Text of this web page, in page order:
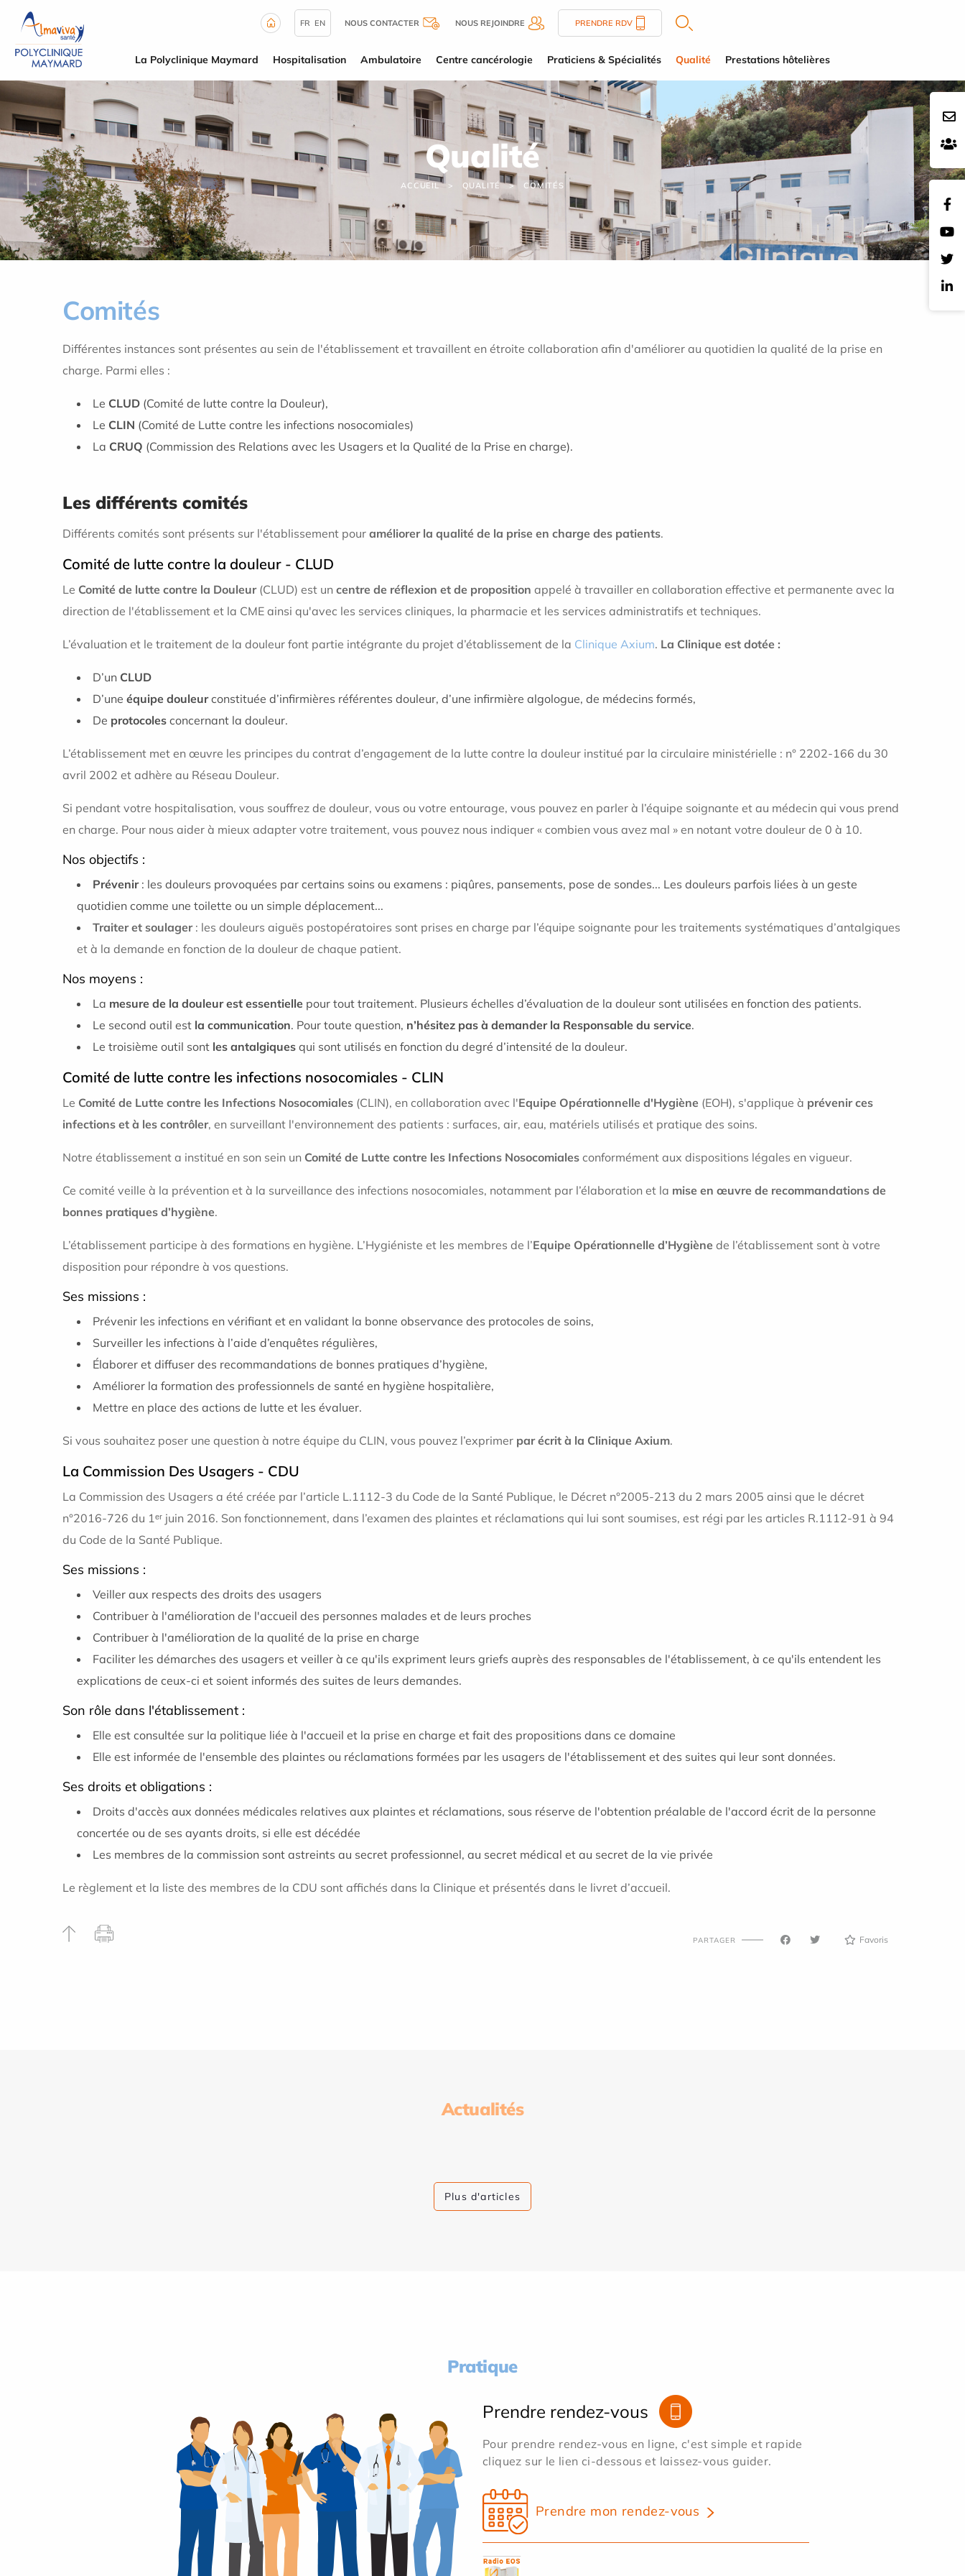
FR EN NOUS CONTACTER NOUS REJOINDRE PRENDRE RDV
La Polyclinique Maymard Hospitalisation Ambulatoire Centre cancérologie Praticiens & Spécialités Qualité Prestations hôtelières
Qualité
ACCUEIL QUALITÉ COMITÉS
Comités
Différentes instances sont présentes au sein de l'établissement et travaillent en étroite collaboration afin d'améliorer au quotidien la qualité de la prise en
charge. Parmi elles :
Le CLUD (Comité de lutte contre la Douleur),
Le CLIN (Comité de Lutte contre les infections nosocomiales)
La CRUQ (Commission des Relations avec les Usagers et la Qualité de la Prise en charge).
Les différents comités
Différents comités sont présents sur l'établissement pour améliorer la qualité de la prise en charge des patients.
Comité de lutte contre la douleur - CLUD
Le Comité de lutte contre la Douleur (CLUD) est un centre de réflexion et de proposition appelé à travailler en collaboration effective et permanente avec la
direction de l'établissement et la CME ainsi qu'avec les services cliniques, la pharmacie et les services administratifs et techniques.
L’évaluation et le traitement de la douleur font partie intégrante du projet d’établissement de la Clinique Axium. La Clinique est dotée :
D’un CLUD
D’une équipe douleur constituée d’infirmières référentes douleur, d’une infirmière algologue, de médecins formés,
De protocoles concernant la douleur.
L’établissement met en œuvre les principes du contrat d’engagement de la lutte contre la douleur institué par la circulaire ministérielle : n° 2202-166 du 30
avril 2002 et adhère au Réseau Douleur.
Si pendant votre hospitalisation, vous souffrez de douleur, vous ou votre entourage, vous pouvez en parler à l’équipe soignante et au médecin qui vous prend
en charge. Pour nous aider à mieux adapter votre traitement, vous pouvez nous indiquer « combien vous avez mal » en notant votre douleur de 0 à 10.
Nos objectifs :
Prévenir : les douleurs provoquées par certains soins ou examens : piqûres, pansements, pose de sondes... Les douleurs parfois liées à un geste
quotidien comme une toilette ou un simple déplacement...
Traiter et soulager : les douleurs aiguës postopératoires sont prises en charge par l’équipe soignante pour les traitements systématiques d’antalgiques
et à la demande en fonction de la douleur de chaque patient.
Nos moyens :
La mesure de la douleur est essentielle pour tout traitement. Plusieurs échelles d’évaluation de la douleur sont utilisées en fonction des patients.
Le second outil est la communication. Pour toute question, n’hésitez pas à demander la Responsable du service.
Le troisième outil sont les antalgiques qui sont utilisés en fonction du degré d’intensité de la douleur.
Comité de lutte contre les infections nosocomiales - CLIN
Le Comité de Lutte contre les Infections Nosocomiales (CLIN), en collaboration avec l'Equipe Opérationnelle d'Hygiène (EOH), s'applique à prévenir ces
infections et à les contrôler, en surveillant l'environnement des patients : surfaces, air, eau, matériels utilisés et pratique des soins.
Notre établissement a institué en son sein un Comité de Lutte contre les Infections Nosocomiales conformément aux dispositions légales en vigueur.
Ce comité veille à la prévention et à la surveillance des infections nosocomiales, notamment par l’élaboration et la mise en œuvre de recommandations de
bonnes pratiques d’hygiène.
L’établissement participe à des formations en hygiène. L’Hygiéniste et les membres de l’Equipe Opérationnelle d’Hygiène de l’établissement sont à votre
disposition pour répondre à vos questions.
Ses missions :
Prévenir les infections en vérifiant et en validant la bonne observance des protocoles de soins,
Surveiller les infections à l’aide d’enquêtes régulières,
Élaborer et diffuser des recommandations de bonnes pratiques d’hygiène,
Améliorer la formation des professionnels de santé en hygiène hospitalière,
Mettre en place des actions de lutte et les évaluer.
Si vous souhaitez poser une question à notre équipe du CLIN, vous pouvez l’exprimer par écrit à la Clinique Axium.
La Commission Des Usagers - CDU
La Commission des Usagers a été créée par l’article L.1112-3 du Code de la Santé Publique, le Décret n°2005-213 du 2 mars 2005 ainsi que le décret
n°2016-726 du 1ᵉʳ juin 2016. Son fonctionnement, dans l’examen des plaintes et réclamations qui lui sont soumises, est régi par les articles R.1112-91 à 94
du Code de la Santé Publique.
Ses missions :
Veiller aux respects des droits des usagers
Contribuer à l'amélioration de l'accueil des personnes malades et de leurs proches
Contribuer à l'amélioration de la qualité de la prise en charge
Faciliter les démarches des usagers et veiller à ce qu'ils expriment leurs griefs auprès des responsables de l'établissement, à ce qu'ils entendent les
explications de ceux-ci et soient informés des suites de leurs demandes.
Son rôle dans l'établissement :
Elle est consultée sur la politique liée à l'accueil et la prise en charge et fait des propositions dans ce domaine
Elle est informée de l'ensemble des plaintes ou réclamations formées par les usagers de l'établissement et des suites qui leur sont données.
Ses droits et obligations :
Droits d'accès aux données médicales relatives aux plaintes et réclamations, sous réserve de l'obtention préalable de l'accord écrit de la personne
concertée ou de ses ayants droits, si elle est décédée
Les membres de la commission sont astreints au secret professionnel, au secret médical et au secret de la vie privée
Le règlement et la liste des membres de la CDU sont affichés dans la Clinique et présentés dans le livret d’accueil.
PARTAGER Favoris
Actualités
Plus d'articles
Pratique
Prendre rendez-vous
Pour prendre rendez-vous en ligne, c'est simple et rapide
cliquez sur le lien ci-dessous et laissez-vous guider.
Prendre mon rendez-vous
Panneau de gestion des cookies